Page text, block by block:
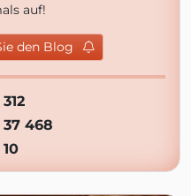
auf!
den Blog
312
37 468
10